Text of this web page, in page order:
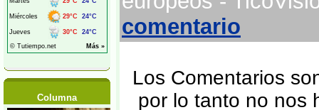
Columna
comentario
Los Comentarios
por lo tanto no nos